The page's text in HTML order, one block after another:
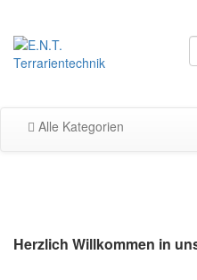
Alle Kategorien
Herzlich Willkommen in